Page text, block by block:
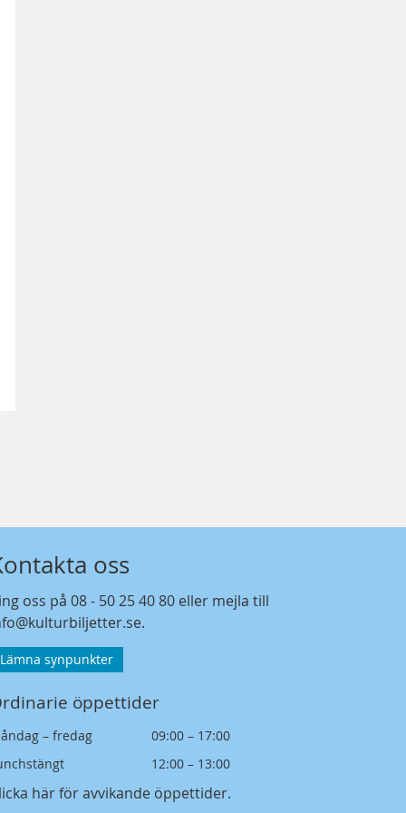
oss
oss på08 - 50 25 40 80 eller mejla till
.
Lämna synpunkter
öppettider
– fredag
09:00 – 17:00
12:00 – 13:00
här för avvikande öppettider.